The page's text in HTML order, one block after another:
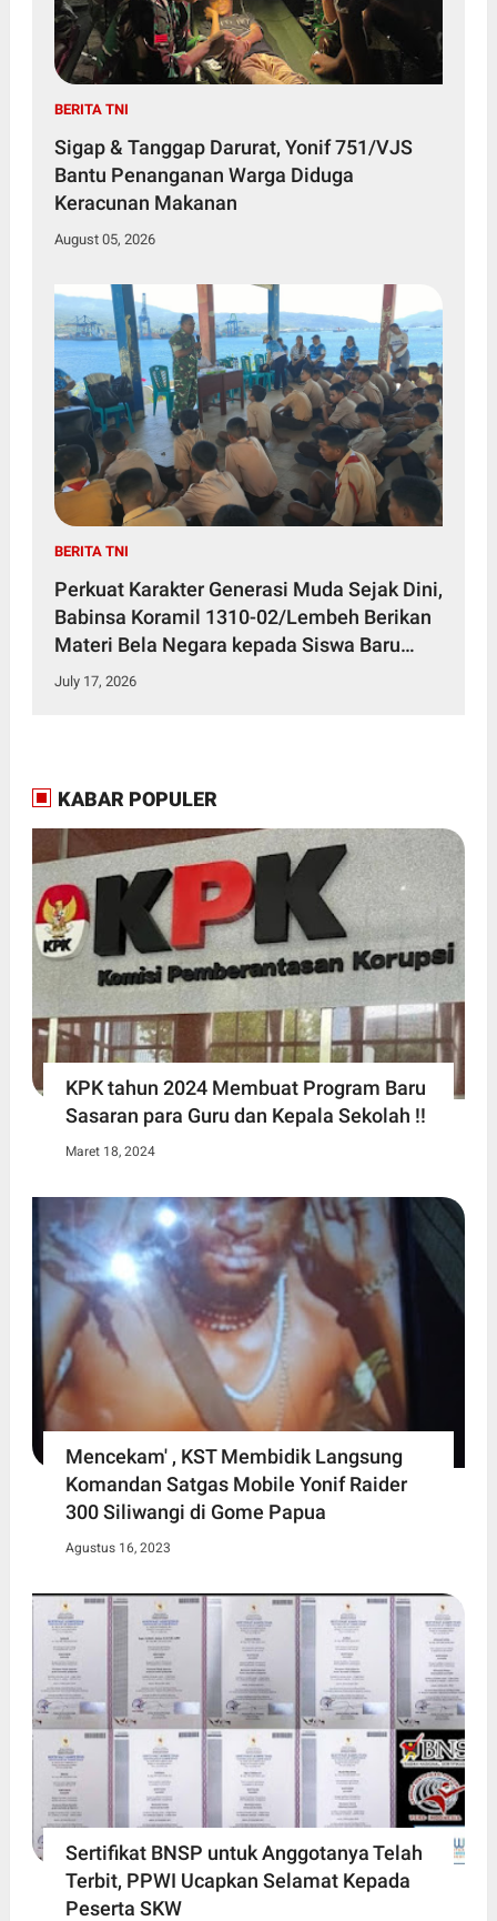
BERITA TNI
Sigap & Tanggap Darurat, Yonif 751/VJS
Bantu Penanganan Warga Diduga
Keracunan Makanan
August 05, 2026
BERITA TNI
Perkuat Karakter Generasi Muda Sejak Dini,
Babinsa Koramil 1310-02/Lembeh Berikan
Materi Bela Negara kepada Siswa Baru
SMKN 3 Bitung dalam Kegiatan MPLS
July 17, 2026
KABAR POPULER
KPK tahun 2024 Membuat Program Baru
Sasaran para Guru dan Kepala Sekolah !!
Maret 18, 2024
Mencekam' , KST Membidik Langsung
Komandan Satgas Mobile Yonif Raider
300 Siliwangi di Gome Papua
Agustus 16, 2023
Sertifikat BNSP untuk Anggotanya Telah
Terbit, PPWI Ucapkan Selamat Kepada
Peserta SKW